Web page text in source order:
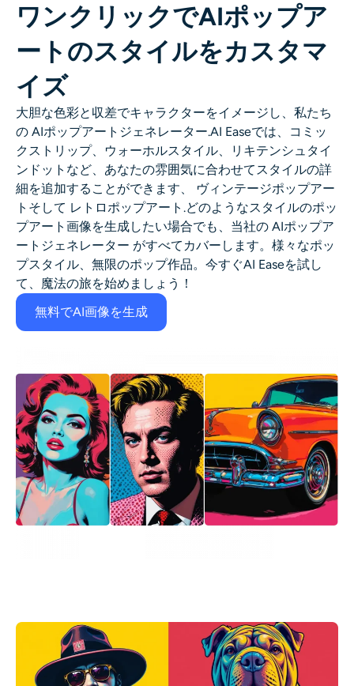
ワンクリックでAIポップア
ートのスタイルをカスタマ
イズ
大胆な色彩と収差でキャラクターをイメージし、私たち
の AIポップアートジェネレーター.AI Easeでは、コミッ
クストリップ、ウォーホルスタイル、リキテンシュタイ
ンドットなど、あなたの雰囲気に合わせてスタイルの詳
細を追加することができます、
ヴィンテージポップアー
ト そして レトロポップアート .どのようなスタイルのポッ
プアート画像を生成したい場合でも、当社の AIポップア
ートジェネレーター がすべてカバーします。様々なポッ
プスタイル、無限のポップ作品。今すぐAI Easeを試し
て、魔法の旅を始めましょう！
無料でAI画像を生成